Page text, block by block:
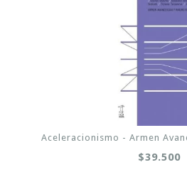
Aceleracionismo - Armen
$39.500